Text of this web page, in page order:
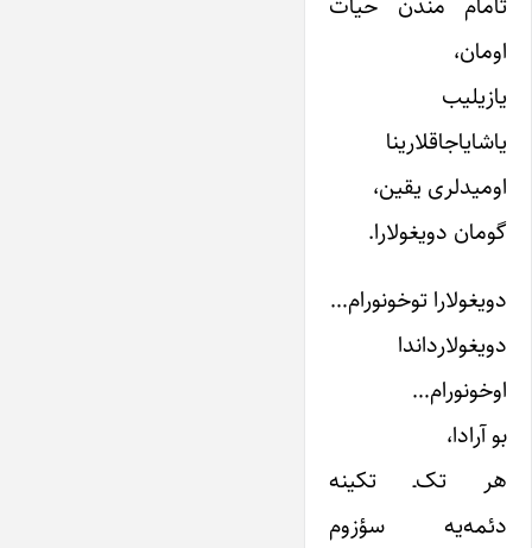
اومان،
یازیلیب
یاشایاجاقلارینا
اومیدلری یقین،
گومان دویغولارا.
دویغولارا توخونورام…
دویغولارداندا
اوخونورام…
بو آرادا،
هر تک‌ـ تکینه
دئمه‌یه سؤزوم